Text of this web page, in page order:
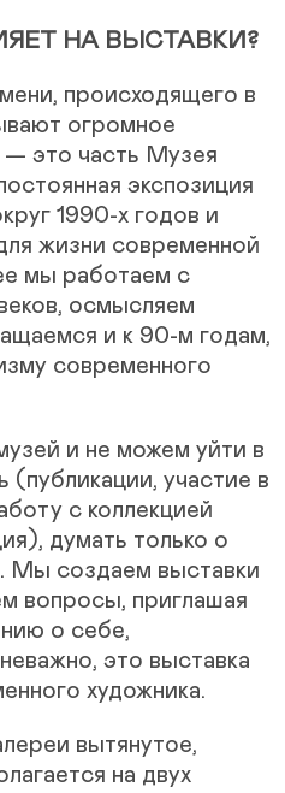
НА ВЫСТАВКИ?
происходящего в
огромное
— это часть Музея
экспозиция
1990-х годов и
жизни современной
мы работаем с
осмысляем
и к 90-м годам,
современного
и не можем уйти в
(публикации, участие в
с коллекцией
думать только о
Мы создаем выставки
вопросы, приглашая
о себе,
это выставка
художника.
вытянутое,
на двух